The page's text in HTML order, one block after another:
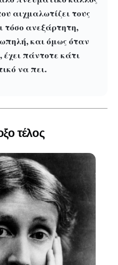
αιχμαλωτίζει τους
τόσο ανεξάρτητη,
και όμως όταν
έχει πάντοτε κάτι
να πει.
τέλος